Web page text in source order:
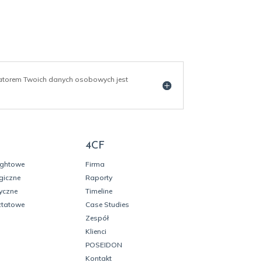
Twoich danych osobowych jest
4CF
Firma
Raporty
Timeline
Case Studies
Zespół
Klienci
POSEIDON
Kontakt